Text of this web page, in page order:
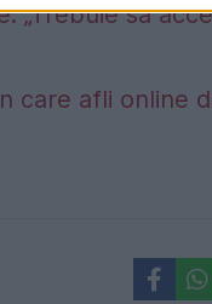
„Trebuie să
care afli online